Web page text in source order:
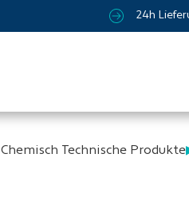
24h
Chemisch Technische Produkte